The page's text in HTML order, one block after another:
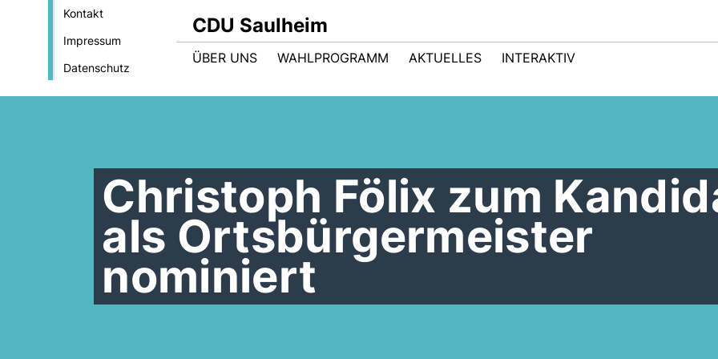
Kontakt
Impressum
Datenschutz
CDU Saulheim
ÜBER UNS WAHLPROGRAMM AKTUELLES INTERAKTIV
Christoph Fölix zum
als Ortsbürgermeister
nominiert